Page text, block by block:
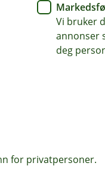
favoriserer økt
og gir dermed
pensjonen kommer
av pensjon.
er i praksis
prosenter i
for den
er ofte en rimelig
som betaler
for privatpersoner.
Vi bruker
annonser
deg